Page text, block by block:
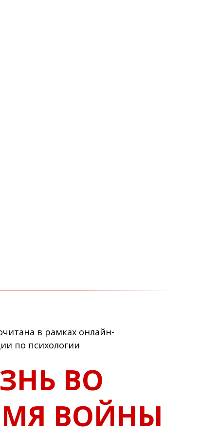
в рамках онлайн-
по психологии
ВО
ВОЙНЫ